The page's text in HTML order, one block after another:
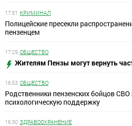
17:51 КРИМИНАЛ
Полицейские пресекли
пензенцем
17:29 ОБЩЕСТВО
Жителям Пензы могут вернуть
16:53 ОБЩЕСТВО
Родственники пензенских бойцов
психологическую поддержку
16:30 ЗДРАВООХРАНЕНИЕ